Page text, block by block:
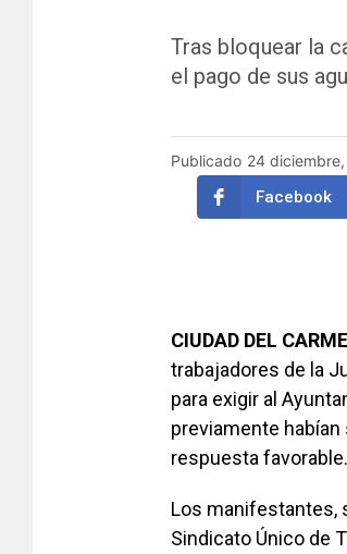
Tras bloquear la
el pago de sus
Publicado 24
Facebook
CIUDAD DEL
trabajadores de la
para exigir al
previamente
respuesta favorable.
Los manifestantes,
Sindicato Único de